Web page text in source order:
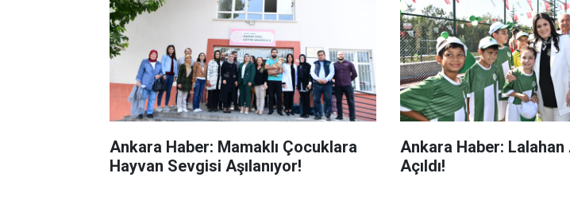
Ankara Haber: Mamaklı Çocuklara
Hayvan Sevgisi Aşılanıyor!
Ankara Haber: Lalahan
Açıldı!